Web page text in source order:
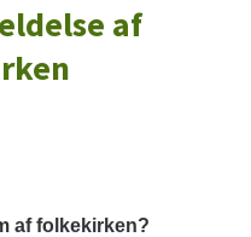
af
af folkekirken?